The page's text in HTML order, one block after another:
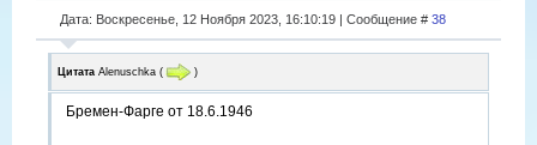
Дата: Воскресенье, 12 Ноября 2023, 16:10:19 | Сообщение # 38
Цитата Alenuschka ( )
Бремен-Фарге от 18.6.1946